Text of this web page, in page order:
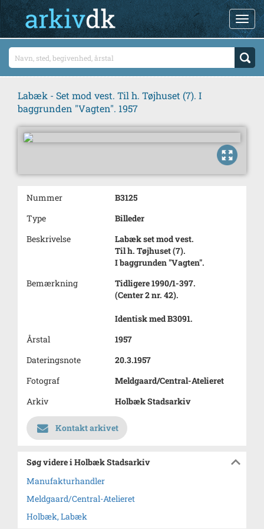
Labæk - Set mod vest. Til h. Tøjhuset (7). I
baggrunden "Vagten". 1957
Nummer
B3125
Type
Billeder
Beskrivelse
Labæk set mod vest.
Til h. Tøjhuset (7).
I baggrunden "Vagten".
Bemærkning
Tidligere 1990/1-397.
(Center 2 nr. 42).
Identisk med B3091.
Årstal
1957
Dateringsnote
20.3.1957
Fotograf
Meldgaard/Central-Atelieret
Arkiv
Holbæk Stadsarkiv
Kontakt arkivet
Søg videre i Holbæk Stadsarkiv
Manufakturhandler
Meldgaard/Central-Atelieret
Holbæk, Labæk